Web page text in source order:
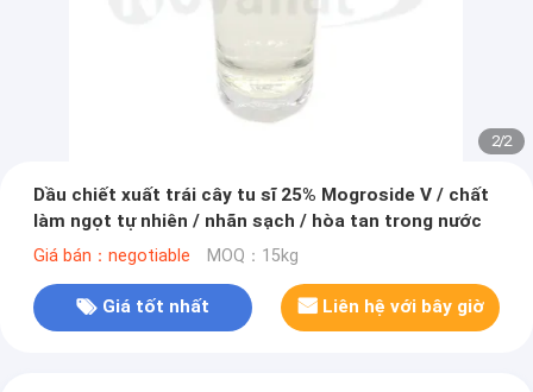
2/2
Dầu chiết xuất trái cây tu sĩ 25% Mogroside V / chất
làm ngọt tự nhiên / nhãn sạch / hòa tan trong nước
Giá bán：negotiable MOQ：15kg
Giá tốt nhất Liên hệ với bây giờ